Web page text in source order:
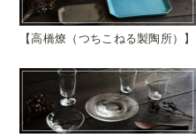
高橋燎（つちこねる製陶所）